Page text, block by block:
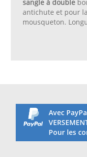
sangle à double
antichute et pour
mousqueton.
poutres en fer, ou
Avec
Pour les